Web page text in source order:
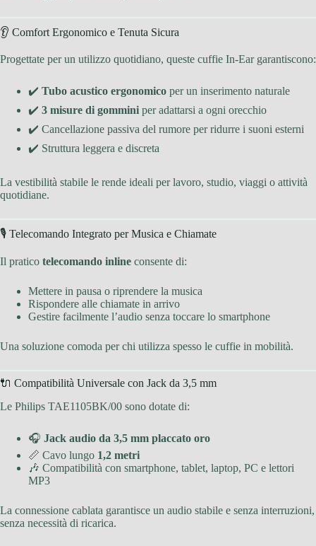
👂 Comfort Ergonomico e Tenuta Sicura
Progettate per un utilizzo quotidiano, queste cuffie In-Ear garantiscono:
✔️ Tubo acustico ergonomico per un inserimento naturale
✔️ 3 misure di gommini per adattarsi a ogni orecchio
✔️ Cancellazione passiva del rumore per ridurre i suoni esterni
✔️ Struttura leggera e discreta
La vestibilità stabile le rende ideali per lavoro, studio, viaggi o attività
quotidiane.
🎙 Telecomando Integrato per Musica e Chiamate
Il pratico telecomando inline consente di:
Mettere in pausa o riprendere la musica
Rispondere alle chiamate in arrivo
Gestire facilmente l’audio senza toccare lo smartphone
Una soluzione comoda per chi utilizza spesso le cuffie in mobilità.
🔌 Compatibilità Universale con Jack da 3,5 mm
Le Philips TAE1105BK/00 sono dotate di:
🎧 Jack audio da 3,5 mm placcato oro
📏 Cavo lungo 1,2 metri
🎶 Compatibilità con smartphone, tablet, laptop, PC e lettori
MP3
La connessione cablata garantisce un audio stabile e senza interruzioni,
senza necessità di ricarica.